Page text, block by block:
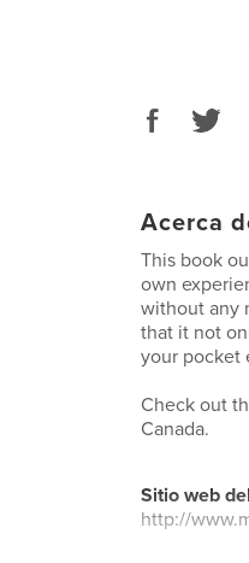
Acerca
This book
own
without any
that it not
your pocket
Check out
Canada.
Sitio web
http://